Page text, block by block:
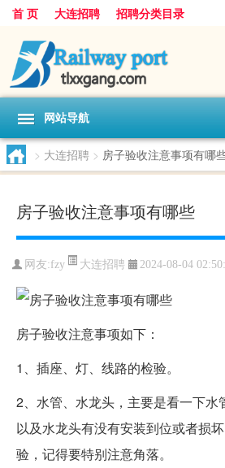
首 页 大连招聘 招聘分类目录
网站导航
> 大连招聘 > 房子验收注意事项有哪
房子验收注意事项有哪些
网友:fzy 大连招聘 2024-08-04
房子验收注意事项如下：
1、插座、灯、线路的检验。
2、水管、水龙头，主要是看一下水
以及水龙头有没有安装到位或者损
验，记得要特别注意角落。